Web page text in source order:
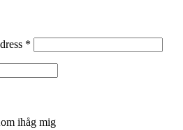
*
ihåg mig